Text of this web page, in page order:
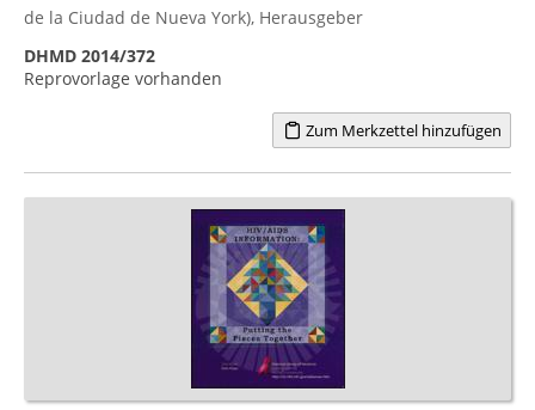
de la Ciudad de Nueva York), Herausgeber
DHMD 2014/372
Reprovorlage vorhanden
Zum Merkzettel hinzufügen